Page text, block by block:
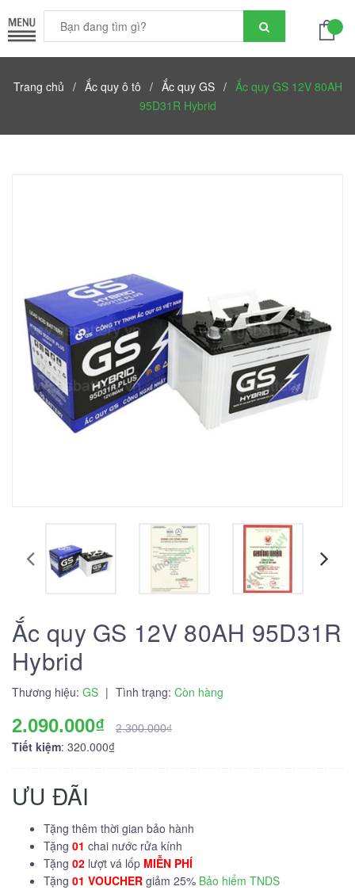
Trang chủ / Ắc quy ô tô / Ắc quy GS / Ắc quy GS 12V 80AH
95D31R Hybrid
Ắc quy GS 12V 80AH 95D31R
Hybrid
Thương hiệu: GS | Tình trạng: Còn hàng
2.090.000₫ 2.300.000₫
Tiết kiệm: 320.000₫
ƯU ĐÃI
Tặng thêm thời gian bảo hành
Tặng 01 chai nước rửa kính
Tặng 02 lượt vá lốp MIỄN PHÍ
Tặng 01 VOUCHER giảm 25% Bảo hiểm TNDS